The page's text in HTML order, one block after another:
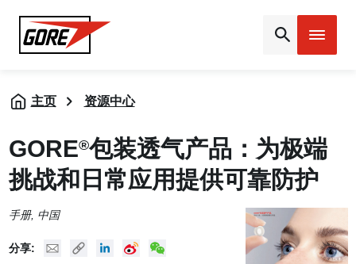
Gore
主页 资源中心
GORE®包装透气产品：为极端
挑战和日常应用提供可靠防护
手册, 中国
分享: Mail Copy URLLinked InNew Weibo